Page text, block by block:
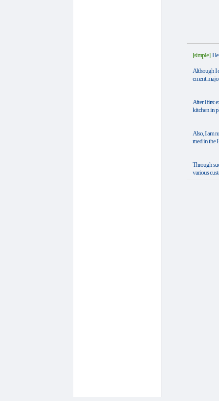
[simple]
Although I
ement
After I first
kitchen in
Also, I am
rned in the
Through
various